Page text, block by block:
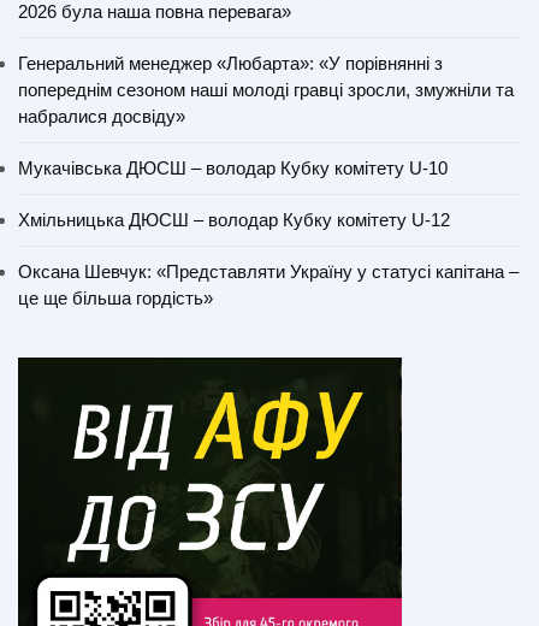
2026 була наша повна перевага»
Генеральний менеджер «Любарта»: «У порівнянні з
попереднім сезоном наші молоді гравці зросли, змужніли та
набралися досвіду»
Мукачівська ДЮСШ – володар Кубку комітету U-10
Хмільницька ДЮСШ – володар Кубку комітету U-12
Оксана Шевчук: «Представляти Україну у статусі капітана –
це ще більша гордість»